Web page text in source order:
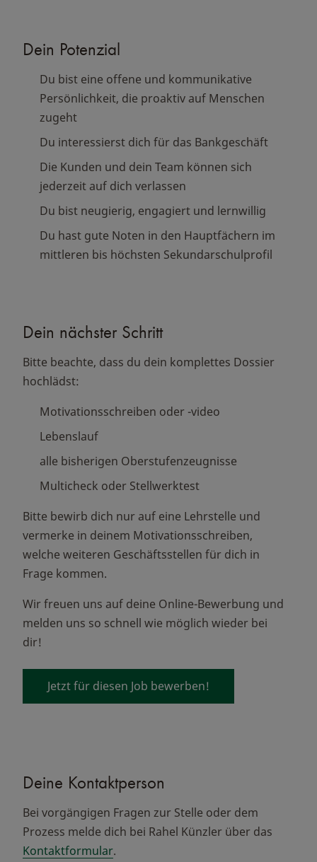
Dein Potenzial
Du bist eine offene und kommunikative
Persönlichkeit, die proaktiv auf Menschen
zugeht
Du interessierst dich für das Bankgeschäft
Die Kunden und dein Team können sich
jederzeit auf dich verlassen
Du bist neugierig, engagiert und lernwillig
Du hast gute Noten in den Hauptfächern im
mittleren bis höchsten Sekundarschulprofil
Dein nächster Schritt
Bitte beachte, dass du dein komplettes Dossier
hochlädst:
Motivationsschreiben oder -video
Lebenslauf
alle bisherigen Oberstufenzeugnisse
Multicheck oder Stellwerktest
Bitte bewirb dich nur auf eine Lehrstelle und
vermerke in deinem Motivationsschreiben,
welche weiteren Geschäftsstellen für dich in
Frage kommen.
Wir freuen uns auf deine Online-Bewerbung und
melden uns so schnell wie möglich wieder bei
dir!
Jetzt für diesen Job bewerben!
Deine Kontaktperson
Bei vorgängigen Fragen zur Stelle oder dem
Prozess melde dich bei Rahel Künzler über das
Kontaktformular.